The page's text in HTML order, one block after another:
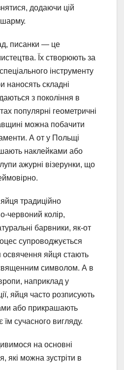
додаючи цій
шарму.
писанки — це
Їх створюють за
інструменту
наносять складні
з покоління в
популярні геометричні
можна побачити
А от у Польщі
наклейками або
ажурні візерунки, що
яйця традиційно
червоний колір,
барвники, як-от
супроводжується
освячення яйця стають
символом. А в
наприклад у
яйця часто розписують
або прикрашають
сучасного вигляду.
на основні
які можна зустріти в